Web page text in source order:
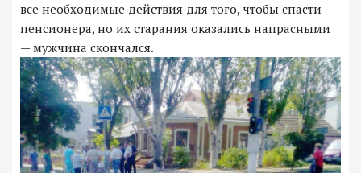
все необходимые действия для того, чтобы спасти
пенсионера, но их старания оказались напрасными
— мужчина скончался.